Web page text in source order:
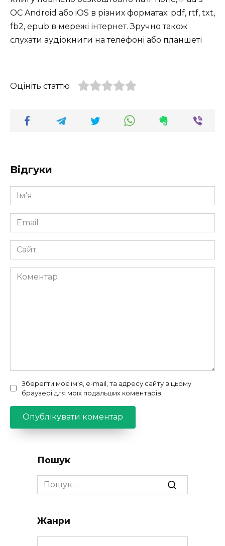
ОС Android або iOS в різних форматах: pdf, rtf, txt,
fb2, epub в мережі інтернет. Зручно також
слухати аудіокниги на телефоні або планшеті
Оцініть статтю
Відгуки
Ім'я
*
Email
*
Сайт
Коментар
Зберегти моє ім'я, e-mail, та адресу сайту в цьому
браузері для моїх подальших коментарів.
Пошук
Search
for:
Жанри